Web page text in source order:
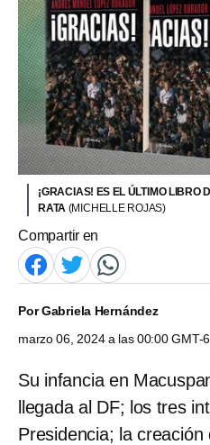
¡GRACIAS! ES EL ÚLTIMO LIBRO
RATA (MICHELLE ROJAS)
Compartir en
PorGabriela Hernández
marzo 06, 2024 a las 00:00 GMT-6
Su infancia en
llegada al DF; los tres
Presidencia; la